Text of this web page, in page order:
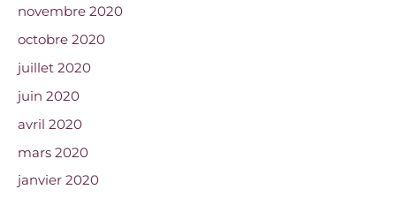
novembre 2020
octobre 2020
juillet 2020
juin 2020
avril 2020
mars 2020
janvier 2020